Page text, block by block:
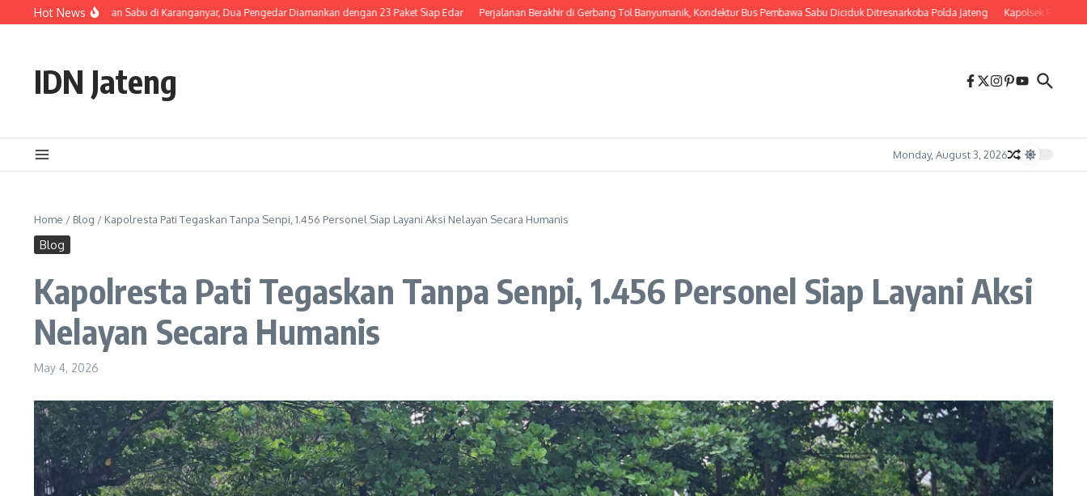
Skip to content
Hot News
Ungkap Peredaran Sabu di Karanganyar, Dua Pengedar Diamankan dengan 23 Paket Siap Edar Perjalanan Berakhir di Gerbang Tol Banyumanik, Kondektur Bus Pembawa Sabu Diciduk Ditresnarkoba Polda Jateng Kapolsek Prambanan
IDN Jateng
Monday, August 3, 2026
Home / Blog / Kapolresta Pati Tegaskan Tanpa Senpi, 1.456 Personel Siap Layani Aksi Nelayan Secara Humanis
Blog
Kapolresta Pati Tegaskan Tanpa Senpi, 1.456 Personel Siap Layani Aksi
Nelayan Secara Humanis
May 4, 2026